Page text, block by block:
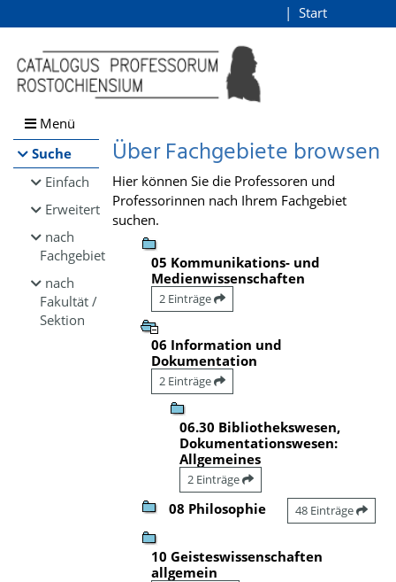
Browsen
direkt zum Inhalt
Start
Menü
Suche
Einfach
Erweitert
nach
Fachgebiet
nach
Fakultät /
Sektion
Über Fachgebiete browsen
Hier können Sie die Professoren und
Professorinnen nach Ihrem Fachgebiet
suchen.
05 Kommunikations- und
Medienwissenschaften
2 Einträge
06 Information und
Dokumentation
2 Einträge
06.30 Bibliothekswesen,
Dokumentationswesen:
Allgemeines
2 Einträge
08 Philosophie 48 Einträge
10 Geisteswissenschaften
allgemein